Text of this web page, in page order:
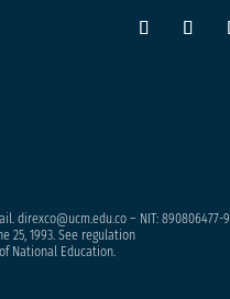
direxco@ucm.edu.co – NIT: 890806477-9
25, 1993. See regulation
National Education.